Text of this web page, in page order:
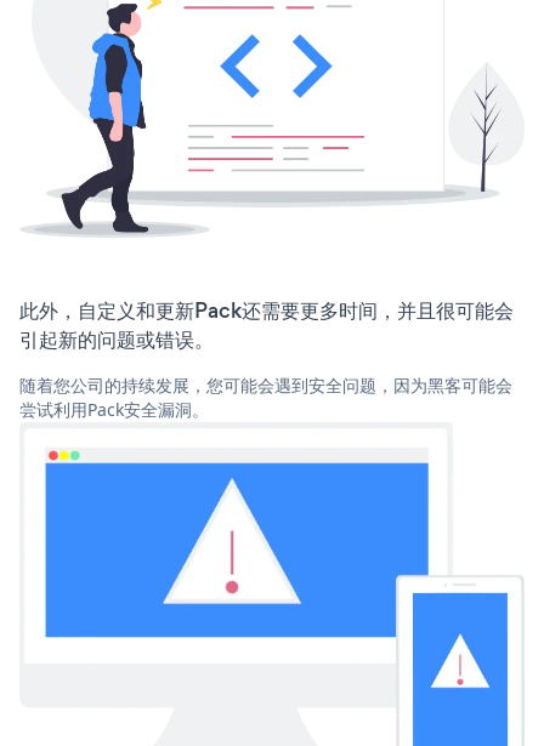
此外，自定义和更新Pack还需要更多时间，并且很可能会
引起新的问题或错误。
随着您公司的持续发展，您可能会遇到安全问题，因为黑客可能会
尝试利用Pack安全漏洞。